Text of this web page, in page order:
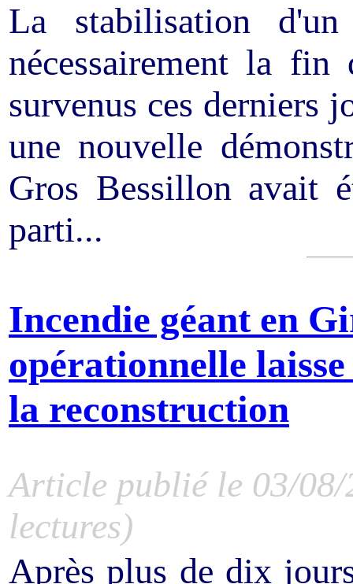
La stabilisation
nécessairement la fin
survenus ces derniers
une nouvelle
Gros Bessillon avait
parti...
Incendie géant en
opérationnelle
la reconstruction
Article publié le 03/
lectures)
Après plus de dix